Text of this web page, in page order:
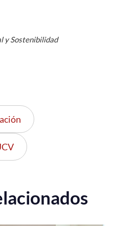
y Sostenibilidad